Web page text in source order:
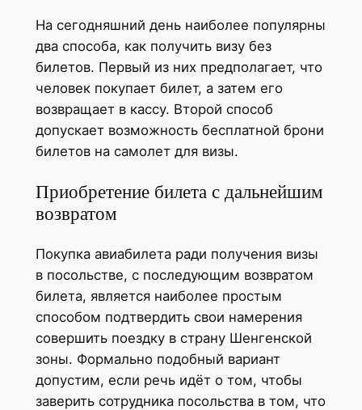
На сегодняшний день наиболее популярны
два способа, как получить визу без
билетов. Первый из них предполагает, что
человек покупает билет, а затем его
возвращает в кассу. Второй способ
допускает возможность бесплатной брони
билетов на самолет для визы.
Приобретение билета с дальнейшим
возвратом
Покупка авиабилета ради получения визы
в посольстве, с последующим возвратом
билета, является наиболее простым
способом подтвердить свои намерения
совершить поездку в страну Шенгенской
зоны. Формально подобный вариант
допустим, если речь идёт о том, чтобы
заверить сотрудника посольства в том, что